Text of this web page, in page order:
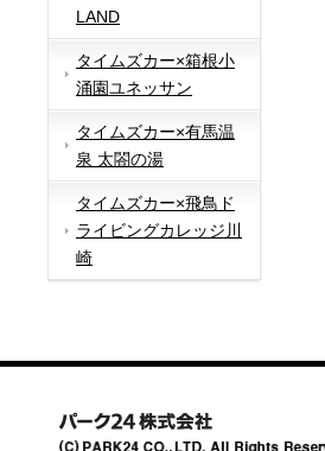
LAND
タイムズカー×箱根小
涌園ユネッサン
タイムズカー×有馬温
泉 太閤の湯
タイムズカー×飛鳥ド
ライビングカレッジ川
崎